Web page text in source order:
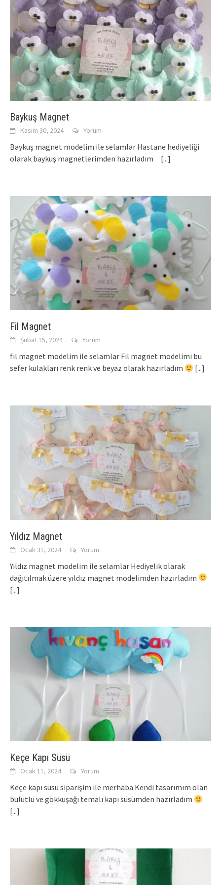
Baykuş Magnet
Kasım 30, 2024 Yorum
Baykuş magnet modelim ile selamlar Hastane hediyeliği
olarak baykuş magnetlerimden hazırladım [...]
Fil Magnet
Şubat 15, 2024 Yorum
fil magnet modelim ile selamlar Fil magnet modelimi bu
sefer kulakları renk renk ve beyaz olarak hazırladım
[...]
Yıldız Magnet
Ocak 31, 2024 Yorum
Yıldız magnet modelim ile selamlar Hediyelik olarak
dağıtılmak üzere yıldız magnet modelimden hazırladım
[...]
Keçe Kapı Süsü
Ocak 11, 2024 Yorum
Keçe kapı süsü siparişim ile merhaba Kendi tasarımım olan
bulutlu ve gökkuşağı temalı kapı süsümden hazırladım
[...]